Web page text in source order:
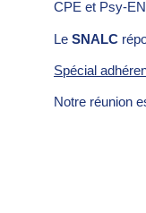
CPE et Psy-
Le SNALC
Spécial
Notre réunion